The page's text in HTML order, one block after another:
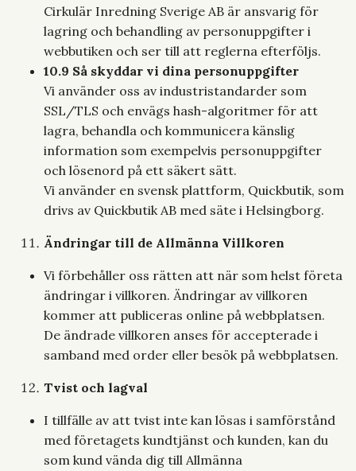
Cirkulär Inredning Sverige AB är ansvarig för
lagring och behandling av personuppgifter i
webbutiken och ser till att reglerna efterföljs.
10.9 Så skyddar vi dina personuppgifter
Vi använder oss av industristandarder som
SSL/TLS och envägs hash-algoritmer för att
lagra, behandla och kommunicera känslig
information som exempelvis personuppgifter
och lösenord på ett säkert sätt.
Vi använder en svensk plattform, Quickbutik, som
drivs av Quickbutik AB med säte i Helsingborg.
Ändringar till de Allmänna Villkoren
Vi förbehåller oss rätten att när som helst företa
ändringar i villkoren. Ändringar av villkoren
kommer att publiceras online på webbplatsen.
De ändrade villkoren anses för accepterade i
samband med order eller besök på webbplatsen.
Tvist och lagval
I tillfälle av att tvist inte kan lösas i samförstånd
med företagets kundtjänst och kunden, kan du
som kund vända dig till Allmänna